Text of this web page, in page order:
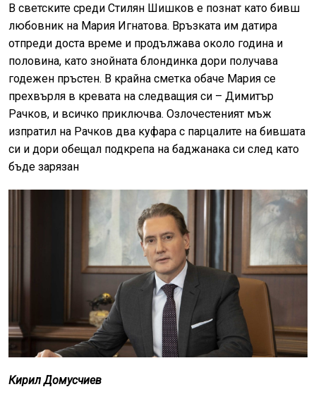
В светските среди Стилян Шишков е познат като бивш
любовник на Мария Игнатова. Връзката им датира
отпреди доста време и продължава около година и
половина, като знойната блондинка дори получава
годежен пръстен. В крайна сметка обаче Мария се
прехвърля в кревата на следващия си – Димитър
Рачков, и всичко приключва. Озлочестеният мъж
изпратил на Рачков два куфара с парцалите на бившата
си и дори обещал подкрепа на баджанака си след като
бъде зарязан
Кирил Домусчиев